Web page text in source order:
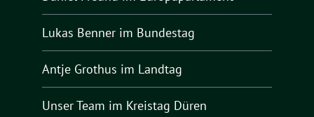
Lukas Benner im Bundestag
Antje Grothus im Landtag
Unser Team im Kreistag Düren